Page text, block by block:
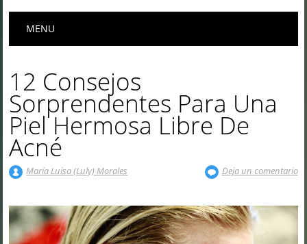
Menú principal
MENU
12 Consejos
Sorprendentes Para Una
Piel Hermosa Libre De
Acné
María Luisa (Luly) Morales Deja un comentario